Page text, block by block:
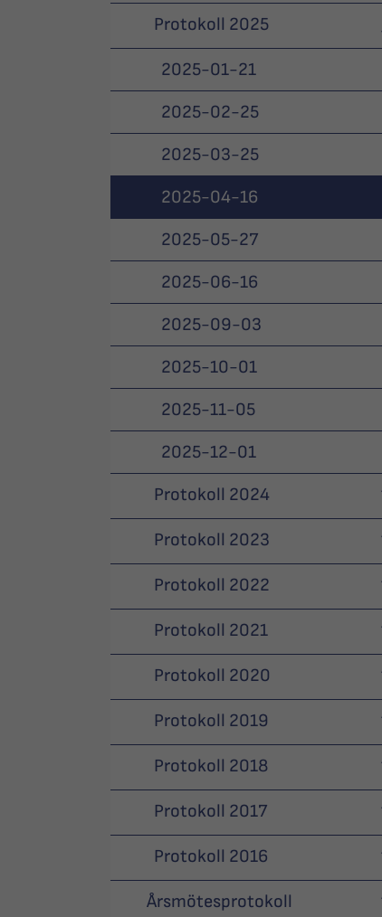
Protokoll 2025
2025-01-21
2025-02-25
2025-03-25
2025-04-16
2025-05-27
2025-06-16
2025-09-03
2025-10-01
2025-11-05
2025-12-01
Protokoll 2024
Protokoll 2023
Protokoll 2022
Protokoll 2021
Protokoll 2020
Protokoll 2019
Protokoll 2018
Protokoll 2017
Protokoll 2016
Årsmötesprotokoll